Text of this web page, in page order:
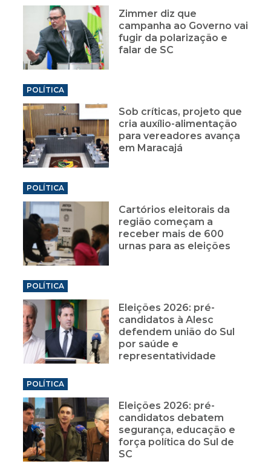
Zimmer diz que
campanha ao Governo vai
fugir da polarização e
falar de SC
POLÍTICA
Sob críticas, projeto que
cria auxílio-alimentação
para vereadores avança
em Maracajá
POLÍTICA
Cartórios eleitorais da
região começam a
receber mais de 600
urnas para as eleições
POLÍTICA
Eleições 2026: pré-
candidatos à Alesc
defendem união do Sul
por saúde e
representatividade
POLÍTICA
Eleições 2026: pré-
candidatos debatem
segurança, educação e
força política do Sul de
SC